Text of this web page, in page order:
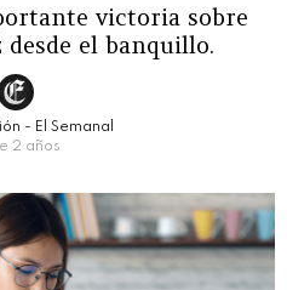
victoria sobre
el banquillo.
- El Semanal
2 años